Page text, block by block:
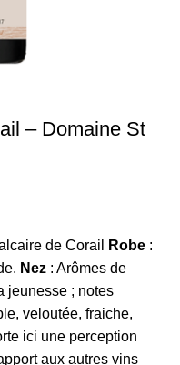
– Domaine St
de Corail
Robe :
Nez : Arômes de
jeunesse ; notes
veloutée, fraiche,
ici une perception
aux autres vins